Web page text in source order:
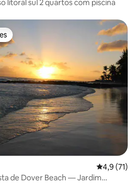
litoral sul 2 quartos com piscina
4,9 de uma
4,9 (71)
de Dover Beach — Jardim